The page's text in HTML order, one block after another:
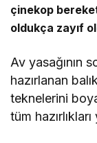
çinekop
oldukça zayıf
Av yasağının
hazırlanan
teknelerini
tüm hazırlıkları